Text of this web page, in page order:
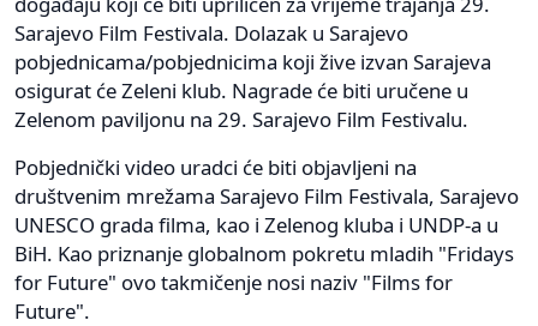
Sarajevo Film Festivala. Dolazak u Sarajevo
pobjednicama/pobjednicima koji žive izvan Sarajeva
osigurat će Zeleni klub. Nagrade će biti uručene u
Zelenom paviljonu na 29. Sarajevo Film Festivalu.
Pobjednički video uradci će biti objavljeni na
društvenim mrežama Sarajevo Film Festivala, Sarajevo
UNESCO grada filma, kao i Zelenog kluba i UNDP-a u
BiH. Kao priznanje globalnom pokretu mladih "Fridays
for Future" ovo takmičenje nosi naziv "Films for
Future".